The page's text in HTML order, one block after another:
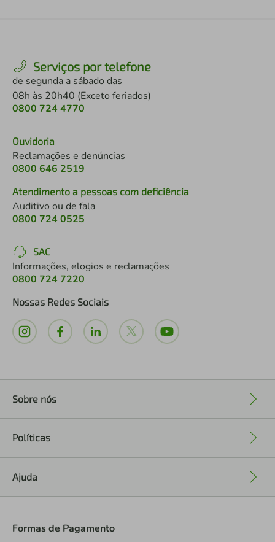
Serviços por telefone
de segunda a sábado das
08h às 20h40 (Exceto feriados)
0800 724 4770
Ouvidoria
Reclamações e denúncias
0800 646 2519
Atendimento a pessoas com deficiência
Auditivo ou de fala
0800 724 0525
SAC
Informações, elogios e reclamações
0800 724 7220
Nossas Redes Sociais
Sobre nós
Políticas
Ajuda
Formas de Pagamento